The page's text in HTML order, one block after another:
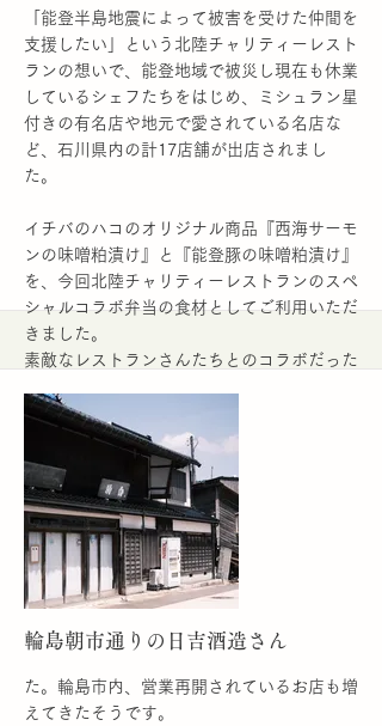
「能登半島地震によって被害を受けた仲間を
支援したい」という北陸チャリティーレスト
ランの想いで、能登地域で被災し現在も休業
しているシェフたちをはじめ、ミシュラン星
付きの有名店や地元で愛されている名店な
ど、石川県内の計17店舗が出店されまし
た。
イチバのハコのオリジナル商品『西海サーモ
ンの味噌粕漬け』と『能登豚の味噌粕漬け』
を、今回北陸チャリティーレストランのスペ
シャルコラボ弁当の食材としてご利用いただ
きました。
素敵なレストランさんたちとのコラボだった
Villa della Paceさん :
nanao.com
Makinonciさん： https://www.french-
makino.jp/
Restaurant Nさん：
http://r.goope.jp/restaurant-n/
Maggazzino38さん：
https://magazzino38.com/
More
輪島朝市通りの日吉酒造さん
た。輪島市内、営業再開されているお店も増
えてきたそうです。